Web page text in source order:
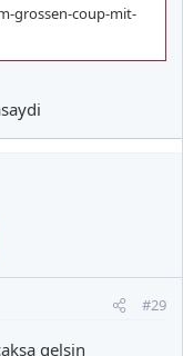
#29
gelsin